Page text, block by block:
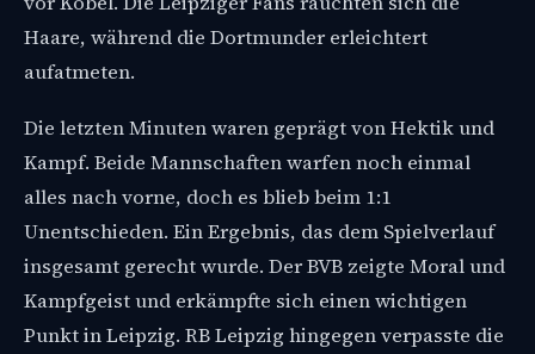
Haare, während die Dortmunder erleichtert
aufatmeten.
Die letzten Minuten waren geprägt von Hektik und
Kampf. Beide Mannschaften warfen noch einmal
alles nach vorne, doch es blieb beim 1:1
Unentschieden. Ein Ergebnis, das dem Spielverlauf
insgesamt gerecht wurde. Der BVB zeigte Moral und
Kampfgeist und erkämpfte sich einen wichtigen
Punkt in Leipzig. RB Leipzig hingegen verpasste die